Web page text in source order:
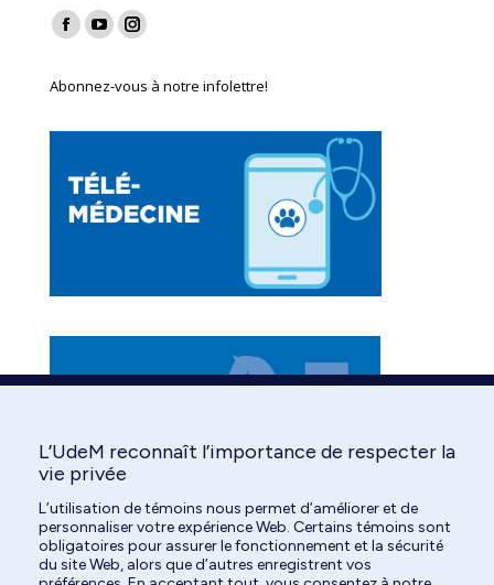
Find us on:
Facebook
opens
window
YouTube
opens
window
Instagram
opens
window
Abonnez-vous à notre infolettre!
L’UdeM reconnaît l’importance de respecter la
vie privée
L’utilisation de témoins nous permet d’améliorer et de
personnaliser votre expérience Web. Certains témoins sont
obligatoires pour assurer le fonctionnement et la sécurité
du site Web, alors que d’autres enregistrent vos